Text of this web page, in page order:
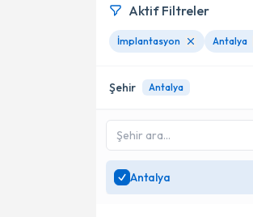
Aktif Filtreler
İmplantasyon Antalya
Şehir Antalya
Antalya